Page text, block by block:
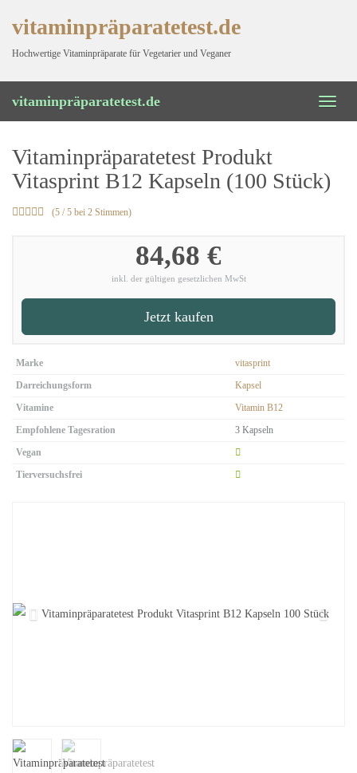
main
vitaminpräparatetest.de
Hochwertige Vitaminpräparate für Vegetarier und Veganer
Toggle
vitaminpräparatetest.de
Vitaminpräparatetest Produkt
Vitasprint B12 Kapseln (100 Stück)
(5 / 5 bei 2 Stimmen)
84,68 €
inkl. der gültigen gesetzlichen MwSt
Jetzt kaufen
Marke
vitasprint
Darreichungsform
Kapsel
Vitamine
Vitamin B12
Empfohlene Tagesration
3 Kapseln
Vegan
Tierversuchsfrei